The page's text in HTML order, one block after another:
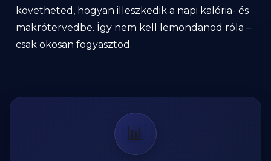
követheted, hogyan illeszkedik a napi kalória- és
makrótervedbe. Így nem kell lemondanod róla –
csak okosan fogyasztod.
📊